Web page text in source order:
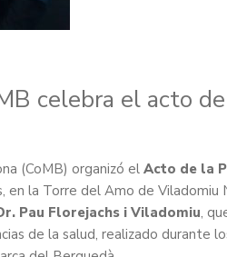
celebra el acto
(CoMB) organizó el Acto de la
en la Torre del Amo de Viladomiu
Pau Florejachs i Viladomiu,
de la salud, realizado durante